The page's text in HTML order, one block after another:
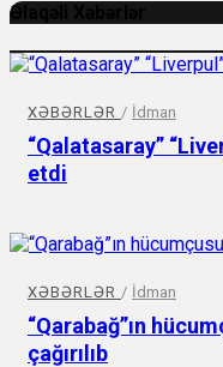
Əlaqəli Xəbərlər
XƏBƏRLƏR / İdman
“Qalatasaray”
etdi
XƏBƏRLƏR / İdman
“Qarabağ”ın
çağırılıb